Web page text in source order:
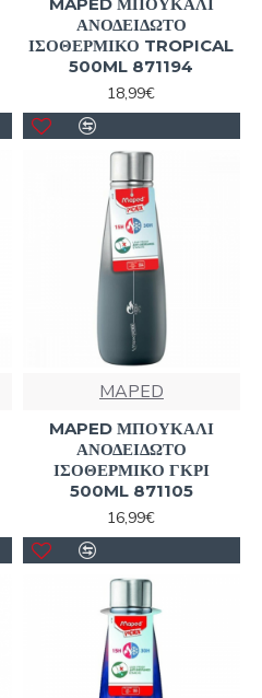
ΑΝΟΔΕΙΔΩΤΟ
ΙΣΟΘΕΡΜΙΚΟ TROPICAL
500ML 871194
18,99€
MAPED
MAPED ΜΠΟΥΚΑΛΙ
ΑΝΟΔΕΙΔΩΤΟ
ΙΣΟΘΕΡΜΙΚΟ ΓΚΡΙ
500ML 871105
16,99€